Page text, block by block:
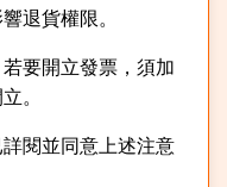
退貨權限。
要開立發票，須加
。
閱並同意上述注意